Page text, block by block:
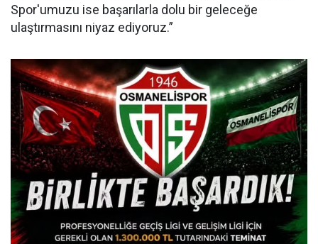
Spor'umuzu ise başarılarla dolu bir geleceğe
ulaştırmasını niyaz ediyoruz.”